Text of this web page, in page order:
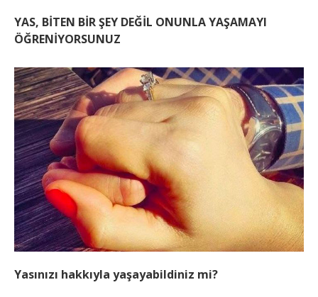
YAS, BİTEN BİR ŞEY DEĞİL ONUNLA YAŞAMAYI
ÖĞRENİYORSUNUZ
Yasınızı hakkıyla yaşayabildiniz mi?